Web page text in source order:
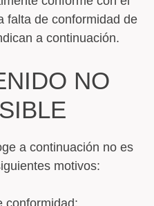
falta de conformidad de
a continuación.
NO
a continuación no es
motivos: